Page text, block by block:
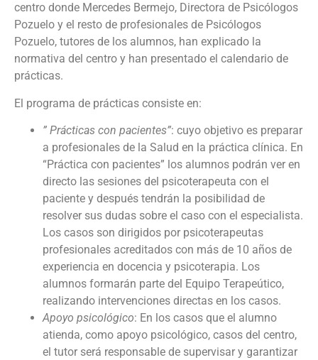
centro donde Mercedes Bermejo, Directora de Psicólogos
Pozuelo y el resto de profesionales de Psicólogos
Pozuelo, tutores de los alumnos, han explicado la
normativa del centro y han presentado el calendario de
prácticas.
El programa de prácticas consiste en:
” Prácticas con pacientes”: cuyo objetivo es preparar
a profesionales de la Salud en la práctica clínica. En
“Práctica con pacientes” los alumnos podrán ver en
directo las sesiones del psicoterapeuta con el
paciente y después tendrán la posibilidad de
resolver sus dudas sobre el caso con el especialista.
Los casos son dirigidos por psicoterapeutas
profesionales acreditados con más de 10 años de
experiencia en docencia y psicoterapia. Los
alumnos formarán parte del Equipo Terapeútico,
realizando intervenciones directas en los casos.
Apoyo psicológico: En los casos que el alumno
atienda, como apoyo psicológico, casos del centro,
el tutor será responsable de supervisar y garantizar